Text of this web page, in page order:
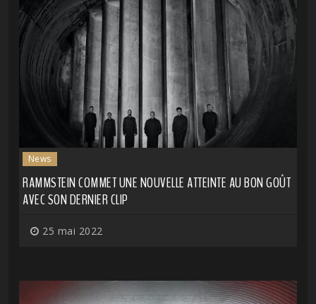
News
RAMMSTEIN COMMET UNE NOUVELLE ATTEINTE AU BON GOÛT
AVEC SON DERNIER CLIP
25 mai 2022